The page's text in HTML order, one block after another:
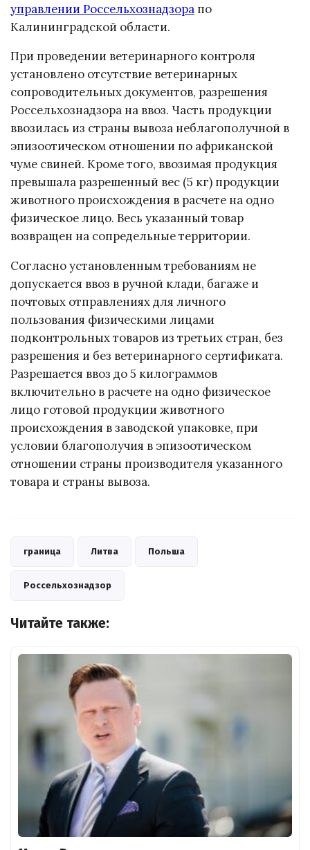
управлении Россельхознадзора по
Калининградской области.
При проведении ветеринарного контроля
установлено отсутствие ветеринарных
сопроводительных документов, разрешения
Россельхознадзора на ввоз. Часть продукции
ввозилась из страны вывоза неблагополучной в
эпизоотическом отношении по африканской
чуме свиней. Кроме того, ввозимая продукция
превышала разрешенный вес (5 кг) продукции
животного происхождения в расчете на одно
физическое лицо. Весь указанный товар
возвращен на сопредельные территории.
Согласно установленным требованиям не
допускается ввоз в ручной клади, багаже и
почтовых отправлениях для личного
пользования физическими лицами
подконтрольных товаров из третьих стран, без
разрешения и без ветеринарного сертификата.
Разрешается ввоз до 5 килограммов
включительно в расчете на одно физическое
лицо готовой продукции животного
происхождения в заводской упаковке, при
условии благополучия в эпизоотическом
отношении страны производителя указанного
товара и страны вывоза.
граница Литва Польша
Россельхознадзор
Читайте также: